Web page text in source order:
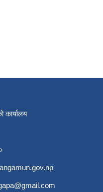
कार्यालय